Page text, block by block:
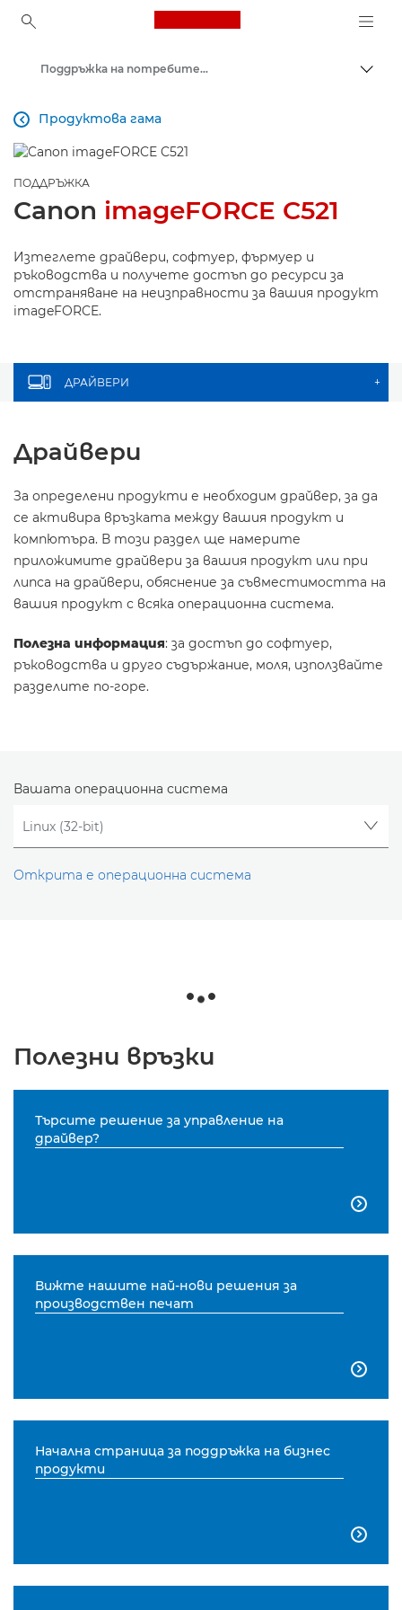
Canon Logo, back to
Поддръжка на потребителски продукти
Продуктова гама

ПОДДРЪЖКА
Canon imageFORCE C521
Изтеглете драйвери, софтуер, фърмуер и
ръководства и получете достъп до ресурси за
отстраняване на неизправности за вашия продукт
imageFORCE.
ДРАЙВЕРИ +
Драйвери
За определени продукти е необходим драйвер, за да
се активира връзката между вашия продукт и
компютъра. В този раздел ще намерите
приложимите драйвери за вашия продукт или при
липса на драйвери, обяснение за съвместимостта на
вашия продукт с всяка операционна система.
Полезна информация: за достъп до софтуер,
ръководства и друго съдържание, моля, използвайте
разделите по-горе.
Вашата операционна система
Открита е операционна система
Полезни връзки
Търсите решение за управление на
драйвер?

Вижте нашите най-нови решения за
производствен печат

Начална страница за поддръжка на бизнес
продукти
